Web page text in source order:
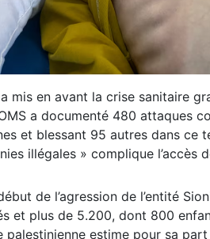
mis en avant la crise sanitaire
a documenté 480 attaques
et blessant 95 autres dans
illégales » complique l’accès
de l’agression de l’entité
et plus de 5.200, dont 800
palestinienne estime pour sa